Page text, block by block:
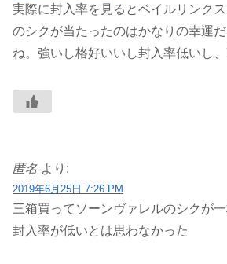
実際に封入率を見るとベイルリンク
のシクが当たったのはかなりの幸運
ね。強いし格好いいし封入率低いし
匿名 より:
2019年6月25日 7:26 PM
三箱買ってソーンヴァレルのシクが
封入率が低いとは思わなかった